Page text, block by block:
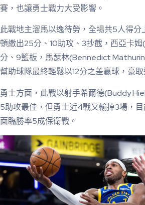
賽，也讓勇士戰力大受影響。
此戰地主溜馬以逸待勞，全場共5人得分
頓繳出25分、10助攻、3抄截，西亞卡
分、9籃板，馬瑟林(Bennedict
幫助球隊最終輕鬆以12分之差贏球，豪
勇士方面，此戰以射手希爾德(Buddy
5助攻最佳，但勇士近4戰又輸掉3場，目
面臨勝率5成保衛戰。